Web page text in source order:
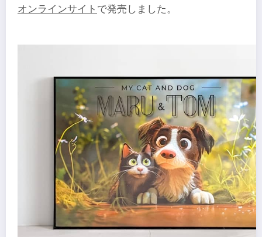
オンラインサイト で発売しました。